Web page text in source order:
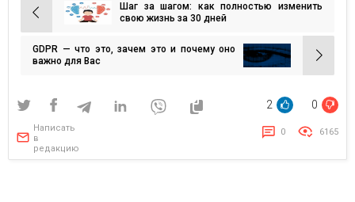
Навигация
по
записям
Шаг за шагом: как полностью изменить
свою жизнь за 30 дней
GDPR — что это, зачем это и почему оно
важно для Вас
2 0
Написать
в
редакцию
0 6165